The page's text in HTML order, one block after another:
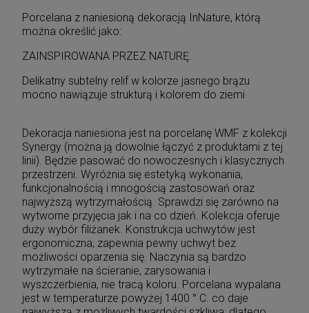
Porcelana z naniesioną dekoracją InNature, którą
można określić jako:
ZAINSPIROWANA PRZEZ NATURĘ.
Delikatny subtelny relif w kolorze jasnego brązu
mocno nawiązuje strukturą i kolorem do ziemi
Dekoracja naniesiona jest na porcelanę WMF z kolekcji
Synergy (można ją dowolnie łączyć z produktami z tej
linii). Będzie pasować do nowoczesnych i klasycznych
przestrzeni. Wyróżnia się estetyką wykonania,
funkcjonalnością i mnogością zastosowań oraz
najwyższą wytrzymałością. Sprawdzi się zarówno na
wytworne przyjęcia jak i na co dzień. Kolekcja oferuje
duży wybór filiżanek. Konstrukcja uchwytów jest
ergonomiczna, zapewnia pewny uchwyt bez
możliwości oparzenia się. Naczynia są bardzo
wytrzymałe na ścieranie, zarysowania i
wyszczerbienia, nie tracą koloru. Porcelana wypalana
jest w temperaturze powyżej 1400 ° C. co daje